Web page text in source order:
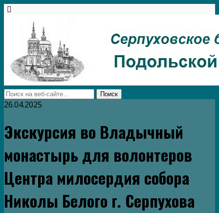
26.04.2025
Экскурсия во Владычный
монастырь для волонтеров
Центра милосердия собора
Николы Белого г. Серпухова